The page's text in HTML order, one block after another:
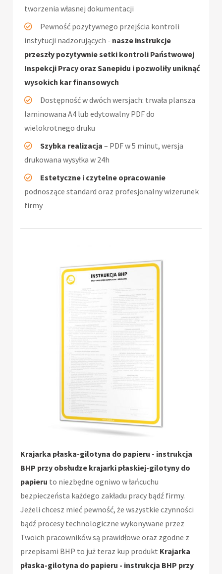
tworzenia własnej dokumentacji
Pewność pozytywnego przejścia kontroli
instytucji nadzorujących - nasze instrukcje
przeszły pozytywnie setki kontroli Państwowej
Inspekcji Pracy oraz Sanepidu i pozwoliły uniknąć
wysokich kar finansowych
Dostępność w dwóch wersjach: trwała plansza
laminowana A4 lub edytowalny PDF do
wielokrotnego druku
Szybka realizacja – PDF w 5 minut, wersja
drukowana wysyłka w 24h
Estetyczne i czytelne opracowanie
podnoszące standard oraz profesjonalny wizerunek
firmy
Krajarka płaska-gilotyna do papieru - instrukcja
BHP przy obsłudze krajarki płaskiej-gilotyny do
papieru to niezbędne ogniwo w łańcuchu
bezpieczeństa każdego zakładu pracy bądź firmy.
Jeżeli chcesz mieć pewność, że wszystkie czynności
bądź procesy technologiczne wykonywane przez
Twoich pracowników są prawidłowe oraz zgodne z
przepisami BHP to już teraz kup produkt Krajarka
płaska-gilotyna do papieru - instrukcja BHP przy